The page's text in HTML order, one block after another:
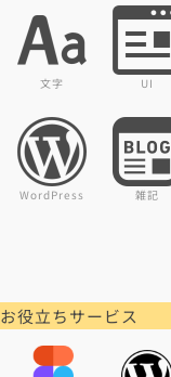
文字 UI
WordPress 雑記
お役立ちサービス